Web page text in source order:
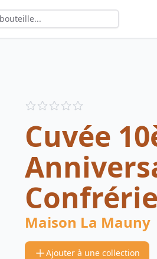
Reviews
Cuvée
Maison La Mauny
Ajouter à une collection